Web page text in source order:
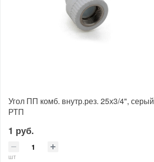
Угол ПП комб. внутр.рез. 25х3/4", серый
РТП
1 руб.
шт